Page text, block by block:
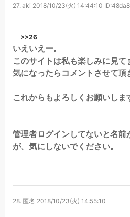
27. aki 2018/10/23(火) 14:44:10
>>26
いえいえー。
このサイトは私も楽しみに見て
気になったらコメントさせて頂
これからもよろしくお願いしま
管理者ログインしてないと名前
が、気にしないでください。
28. 匿名 2018/10/23(火) 14:55:10